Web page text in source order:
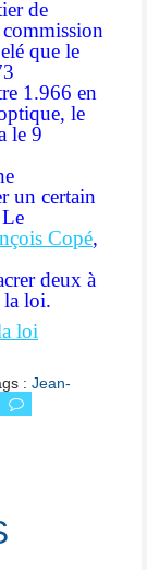
de
que le
1.966 en
le
le 9
un certain
Copé,
deux à
loi.
loi
: Jean-